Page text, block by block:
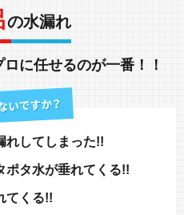
の水漏れ
ロに任せるのが一番！！
れしてしまった!!
ポタ水が垂れてくる!!
てくる!!